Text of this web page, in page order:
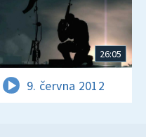
26:05
9. června 2012